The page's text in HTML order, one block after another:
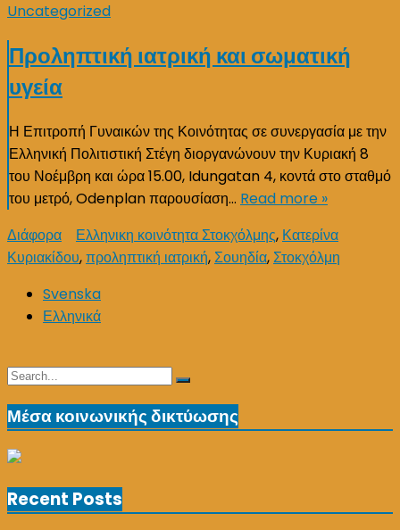
Uncategorized
Προληπτική ιατρική και σωματική
υγεία
Η Επιτροπή Γυναικών της Κοινότητας σε συνεργασία με την
Ελληνική Πολιτιστική Στέγη διοργανώνουν την Κυριακή 8
του Νοέμβρη και ώρα 15.00, Idungatan 4, κοντά στο σταθμό
του μετρό, Odenplan παρουσίαση… Read more »
Διάφορα
Ελληνικη κοινότητα Στοκχόλμης, Κατερίνα
Κυριακίδου,προληπτική ιατρική,Σουηδία,Στοκχόλμη
Svenska
Ελληνικά
Search
Search
Μέσα κοινωνικής δικτύωσης
Recent Posts